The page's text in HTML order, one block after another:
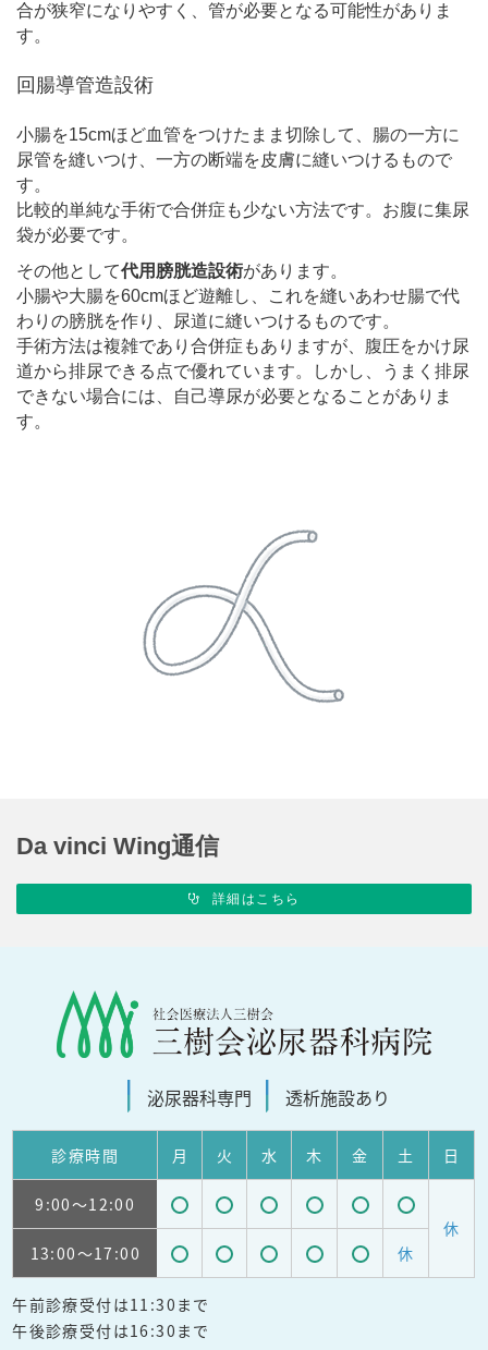
合が狭窄になりやすく、管が必要となる可能性がありま
す。
回腸導管造設術
小腸を15cmほど血管をつけたまま切除して、腸の一方に
尿管を縫いつけ、一方の断端を皮膚に縫いつけるもので
す。
比較的単純な手術で合併症も少ない方法です。お腹に集尿
袋が必要です。
その他として代用膀胱造設術があります。
小腸や大腸を60cmほど遊離し、これを縫いあわせ腸で代
わりの膀胱を作り、尿道に縫いつけるものです。
手術方法は複雑であり合併症もありますが、腹圧をかけ尿
道から排尿できる点で優れています。しかし、うまく排尿
できない場合には、自己導尿が必要となることがありま
す。
Da vinci Wing通信
詳細はこちら
泌尿器科専門 透析施設あり
診療時間 月 火 水 木 金 土 日
9:00～12:00
受
付
能
受
付
受
付
受
付
受
付
受
付
休
13:00～17:00
受
付
可
受
受
受
受
休
午前診療受付は11:30まで
午後診療受付は16:30まで